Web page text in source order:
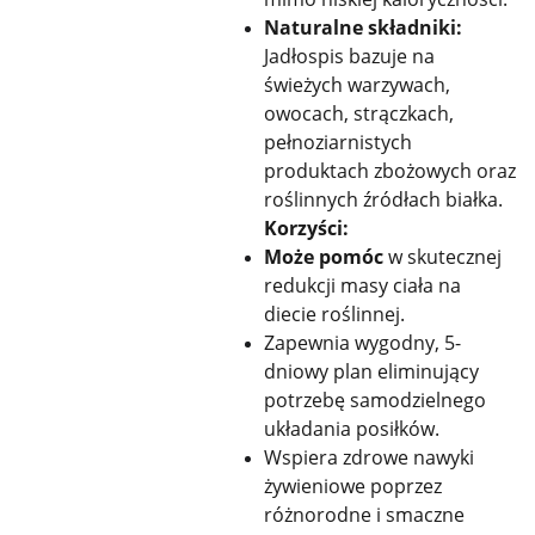
Naturalne składniki:
Jadłospis bazuje na
świeżych warzywach,
owocach, strączkach,
pełnoziarnistych
produktach zbożowych oraz
roślinnych źródłach białka.
Korzyści:
Może pomócw skutecznej
redukcji masy ciała na
diecie roślinnej.
Zapewnia wygodny, 5-
dniowy plan eliminujący
potrzebę samodzielnego
układania posiłków.
Wspiera zdrowe nawyki
żywieniowe poprzez
różnorodne i smaczne